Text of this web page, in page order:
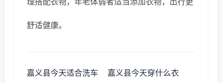
舒适健康。
嘉义县今天适合洗车 嘉义县今天穿什么衣